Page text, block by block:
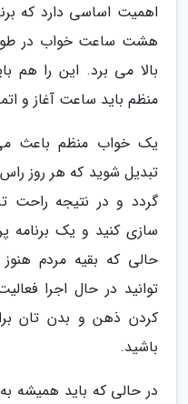
اهمیت اساسی دارد که
هشت ساعت خواب در طول
بالا می برد. این را هم
منظم باید ساعت آغاز و
یک خواب منظم باعث
تبدیل شوید که هر روز
گردد و در نتیجه راحت
سازی کنید و یک برنامه
حالی که بقیه مردم
توانید در حال اجرا
کردن ذهن و بدن تان
باشید.
در حالی که باید همیشه به